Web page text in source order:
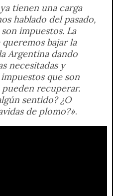
tienen una carga
hablado del pasado,
impuestos. La
bajar la
Argentina dando
necesitadas y
que son
recuperar.
sentido? ¿O
de plomo?».